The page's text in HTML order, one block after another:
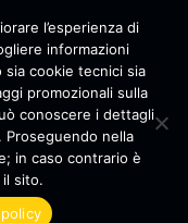
l’esperienza di
informazioni
sia cookie tecnici sia
promozionali sulla
conoscere i dettagli
Proseguendo nella
in caso contrario è
il sito.